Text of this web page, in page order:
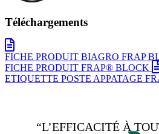
Téléchargements
FICHE PRODUIT BIAGRO FRAP
FICHE PRODUIT FRAP® BLOCK
ETIQUETTE POSTE APPATAGE
“L’EFFICACITÉ À